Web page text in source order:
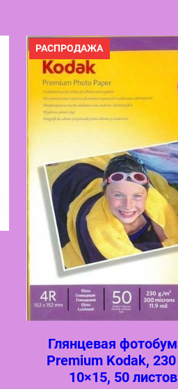
РАСПРОДАЖАПРОДАВАЕМЫЙ
ТОВАР
Глянцевая
Premium Kodak, 230
10×15, 50 листов